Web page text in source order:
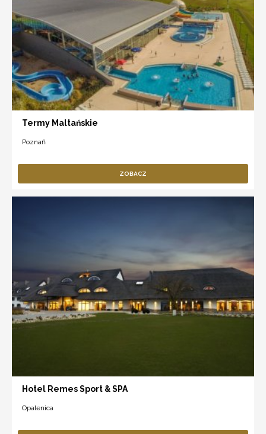
Termy Maltańskie
Poznań
ZOBACZ
Hotel Remes Sport & SPA
Opalenica